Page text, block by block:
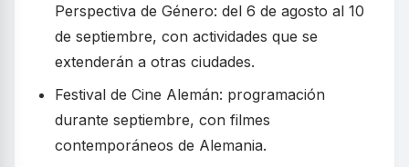
Perspectiva de Género: del 6 de agosto al 10
de septiembre, con actividades que se
extenderán a otras ciudades.
Festival de Cine Alemán: programación
durante septiembre, con filmes
contemporáneos de Alemania.